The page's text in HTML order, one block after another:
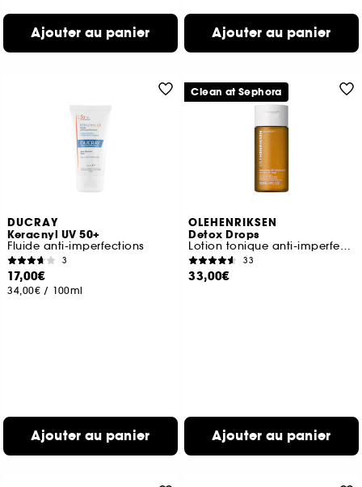
Ajouter au panier Ajouter au panier
DUCRAY
Keracnyl UV 50+
Fluide anti-imperfections
3
17,00€
34,00€ / 100ml
Ajouter au panier
OLEHENRIKSEN
Detox Drops
Lotion tonique anti-imperfections à l'acide salicylique 2%
33
33,00€
Ajouter au panier
Clean at Sephora